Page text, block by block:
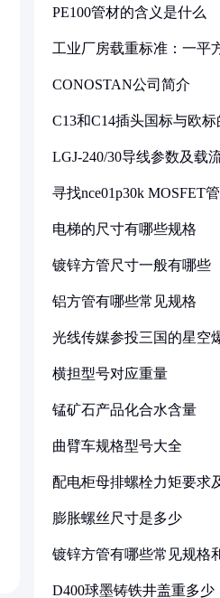
PE100管材的含义是什么
工业厂房载重标准：一平
CONOSTAN公司简介
C13和C14插头国标与欧
LGJ-240/30导线参数及载
寻找nce01p30k MOSFET
电梯的尺寸有哪些规格
镀锌方管尺寸一般有哪些
铝方管有哪些常见规格
光线传媒参投三国的星空
横担型号对应重量
锰矿石产品化合水含量
曲臂车规格型号大全
配电柜母排螺栓力矩要求
膨胀螺丝尺寸是多少
镀锌方管有哪些常见规格
D400球墨铸铁井盖重多少